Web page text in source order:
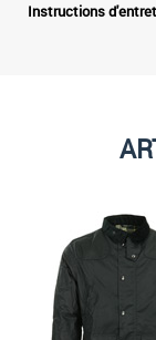
Instructions